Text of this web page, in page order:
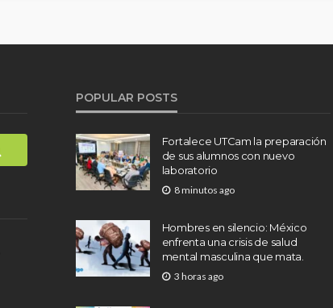
POPULAR POSTS
Fortalece UTCam la preparación
de sus alumnos con nuevo
laboratorio
8 minutos ago
Hombres en silencio: México
enfrenta una crisis de salud
mental masculina que mata.
3 horas ago